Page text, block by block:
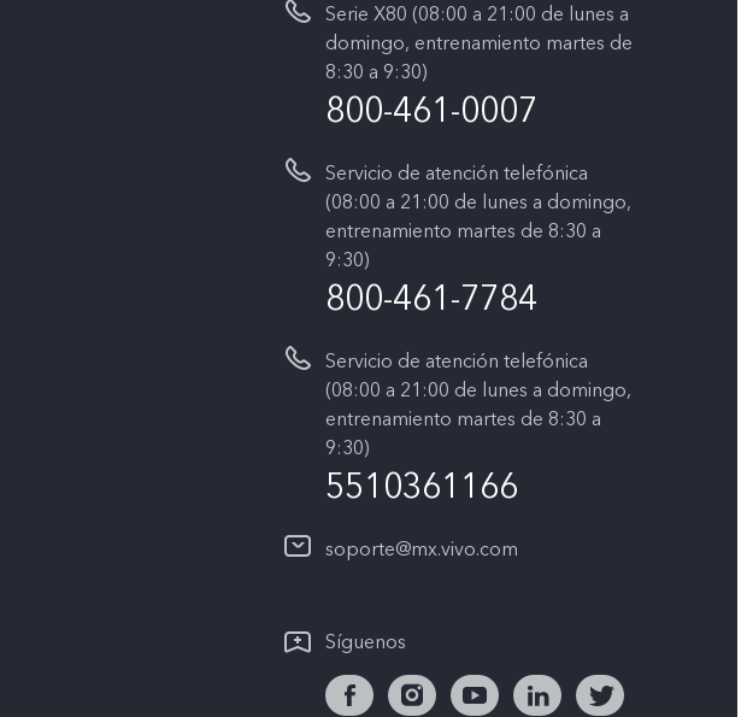
Serie X80 (08:00 a 21:00 de lunes a
domingo, entrenamiento martes de
8:30 a 9:30)
800-461-0007
Servicio de atención telefónica
(08:00 a 21:00 de lunes a domingo,
entrenamiento martes de 8:30 a
9:30)
800-461-7784
Servicio de atención telefónica
(08:00 a 21:00 de lunes a domingo,
entrenamiento martes de 8:30 a
9:30)
5510361166
soporte@mx.vivo.com
Síguenos